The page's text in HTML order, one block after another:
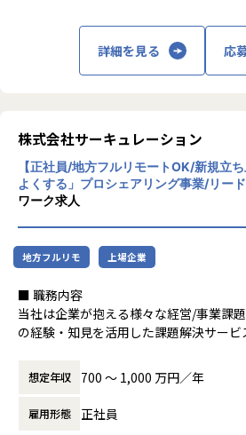
- 技術選定から実装まで、エンドツーエ
画の策定と推進
※ステークホルダーとのコミュニケー
するわけではなく、適切な担当者と協
だきます
同組織は事業責任者1名、Bizdev3名、
代〜40代が中心となり中途社員、業務委
躍する組織です。
また、社内には別途、社内システムの保
■ 働き方
基本的には週1出社ですが、相談の上フ
能です。（3ヶ月に一度実施する対面の
30,002 人（2025年4月末
人材データベースを活か
種の多岐にわたる経営課
プロ人材は大手企業の経
気鋭のベンチャーで事業
人材等、20代から70代ま
を有するプロフェッショ
を行います。
これまでのコンサルティ
／21,499件プロジェクト
ロシェアリング」という
ルを確立すべく、今後も
さらに、私たちのビジョ
掲げるPKSHA
詳細を見る 応
株式会社サーキュレーション
【正社員/地方フルリモートOK/新規立
よくする」プロシェアリング事業/リー
ワーク求人
地方フルリモ 上場企業
■ 職務内容
当社は企業が抱える様々な経営/事業課
の経験・知見を活用した課題解決サー
技術に強いPKSHA Technology社を株主
ェアリングコンサルティングの品質/生
社とAIマッチングシステムの開発を進め
ョンについては、AIマッチングシステム
想定年収 700 〜 1,000 万円／年
雇用形態 正社員